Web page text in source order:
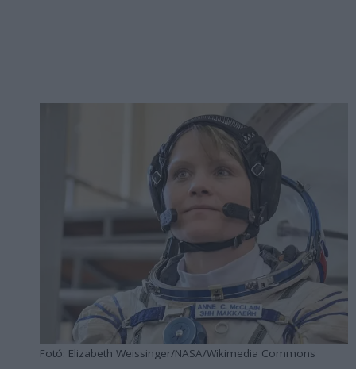
Fotó: Elizabeth Weissinger/NASA/Wikimedia Commons